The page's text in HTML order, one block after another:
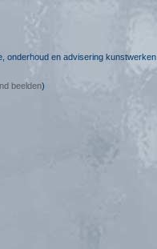
onderhoud en advisering kunstwerken
beelden)